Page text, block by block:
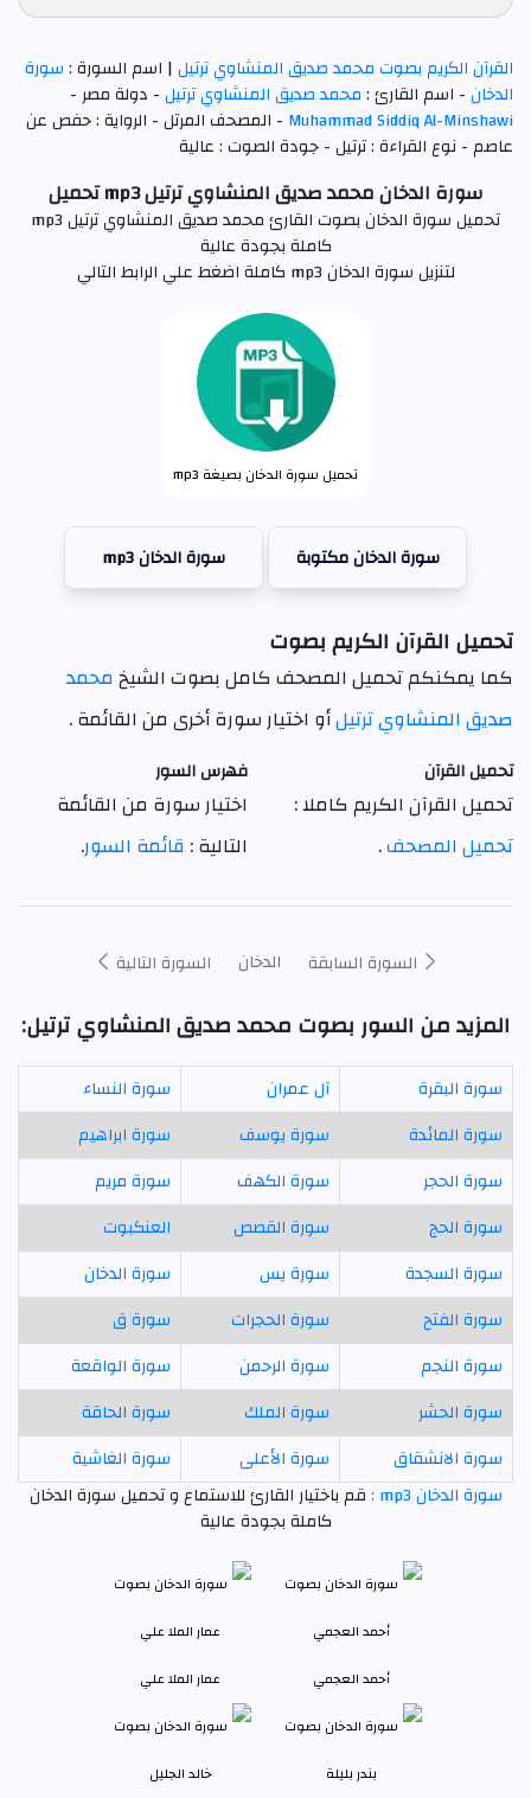
القرآن الكريم بصوت محمد صديق المنشاوي ترتيل| اسم السورة :سورة
الدخان- اسم القارئ :محمد صديق المنشاوي ترتيل- دولة مصر -
Muhammad Siddiq Al-Minshawi - المصحف المرتل - الرواية : حفص عن
عاصم - نوع القراءة : ترتيل - جودة الصوت : عالية
سورة الدخان محمد صديق المنشاوي ترتيل mp3 تحميل
تحميل سورة الدخان بصوت القارئ محمد صديق المنشاوي ترتيل mp3
كاملة بجودة عالية
لتنزيل سورة الدخان mp3 كاملة اضغط علي الرابط التالي
تحميل سورة الدخان بصيغة mp3
سورة الدخان مكتوبة سورة الدخان mp3
تحميل القرآن الكريم بصوت
كما يمكنكم تحميل المصحف كامل بصوت الشيخ محمد
صديق المنشاوي ترتيلأو اختيار سورة أخرى من القائمة .
تحميل القرآن
تحميل القرآن الكريم كاملا :
تحميل المصحف.
فهرس السور
اختيار سورة من القائمة
التالية : قائمة السور.
السورة السابقة الدخان السورة التالية
المزيد من السور بصوت محمد صديق المنشاوي ترتيل:
سورة البقرة آل عمران
سورة النساء
سورة المائدة
سورة يوسف
سورة ابراهيم
سورة الحجر
سورة الكهف
سورة مريم
سورة الحج
سورة القصص
العنكبوت
سورة السجدة
سورة يس
سورة الدخان
سورة الفتح
سورة الحجرات
سورة ق
سورة النجم
سورة الرحمن
سورة الواقعة
سورة الحشر
سورة الملك
سورة الحاقة
سورة الانشقاق
سورة الأعلى
سورة الغاشية
سورة الدخان mp3 :
قم باختيار القارئ للاستماع و تحميل سورة الدخان
كاملة بجودة عالية
أحمد العجمي عمار الملا علي